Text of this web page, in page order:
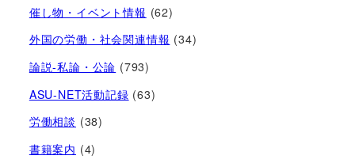
催し物・イベント情報 (62)
外国の労働・社会関連情報 (34)
論説-私論・公論 (793)
ASU-NET活動記録 (63)
労働相談 (38)
書籍案内 (4)